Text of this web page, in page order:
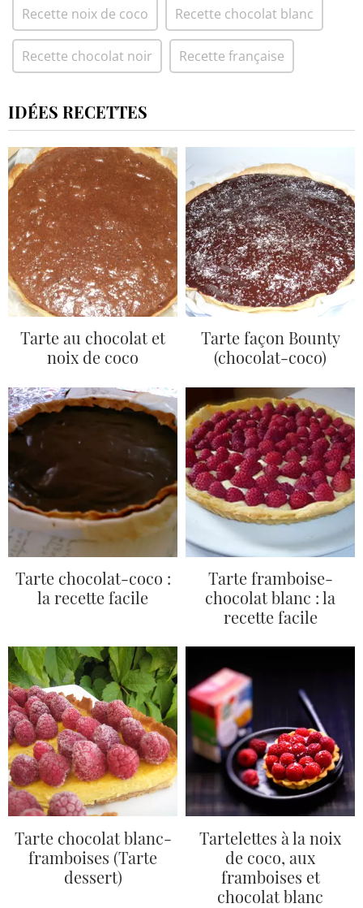
Recette noix de coco Recette chocolat blanc
Recette chocolat noir Recette française
IDÉES RECETTES
Tarte au chocolat et
noix de coco
Tarte façon Bounty
(chocolat-coco)
Tarte chocolat-coco :
la recette facile
Tarte framboise-
chocolat blanc : la
recette facile
Tarte chocolat blanc-
framboises (Tarte
dessert)
Tartelettes à la noix
de coco, aux
framboises et
chocolat blanc